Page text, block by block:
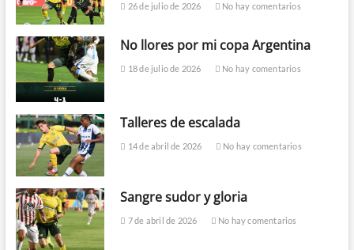
26 de julio de 2026 No hay comentarios
No llores por mi copa Argentina
18 de julio de 2026 No hay comentarios
Talleres de escalada
14 de abril de 2026 No hay comentarios
Sangre sudor y gloria
7 de abril de 2026 No hay comentarios